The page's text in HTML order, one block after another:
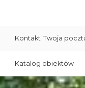
Kontakt Twoja
Katalog obiektów